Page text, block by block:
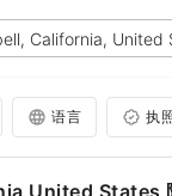
语言 执
United States